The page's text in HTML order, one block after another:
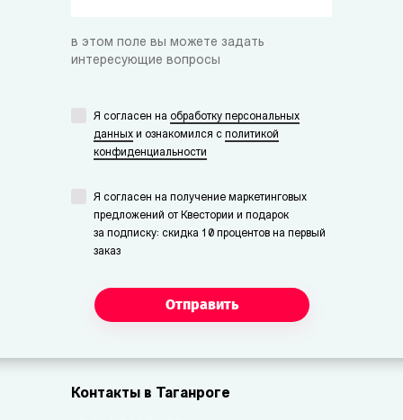
в этом поле вы можете задать
интересующие вопросы
Я согласен на обработку персональных
данных и ознакомился с политикой
конфиденциальности
Я согласен на получение маркетинговых
предложений от Квестории и подарок
за подписку: скидка 10 процентов на первый
заказ
Отправить
Контакты в Таганроге